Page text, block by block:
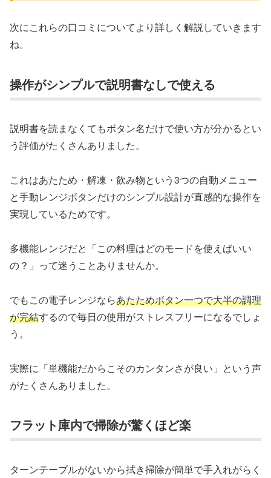
次にこれらの口コミについてより詳しく解説していきます
ね。
操作がシンプルで説明書なしで使える
説明書を読まなくてもボタン名だけで使い方が分かるとい
う評価がたくさんありました。
これはあたため・解凍・飲み物という3つの自動メニュー
と手動レンジボタンだけのシンプル設計が直感的な操作を
実現しているためです。
多機能レンジだと「この料理はどのモードを使えばいい
の？」って迷うことありませんか。
でもこの電子レンジならあたためボタン一つで大半の調理
が完結するので毎日の使用がストレスフリーになるでしょ
う。
実際に「単機能だからこそのカンタンさが良い」という声
がたくさんありました。
フラット庫内で掃除が驚くほど楽
ターンテーブルがないから拭き掃除が簡単で手入れがらく